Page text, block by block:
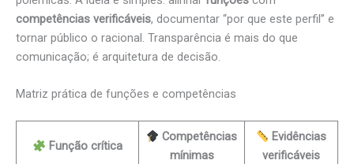
competências verificáveis, documentar “por que este perfil” e
tornar público o racional. Transparência é mais do que
comunicação; é arquitetura de decisão.
Matriz prática de funções e competências
Função crítica
Competências
mínimas
Evidências
verificáveis